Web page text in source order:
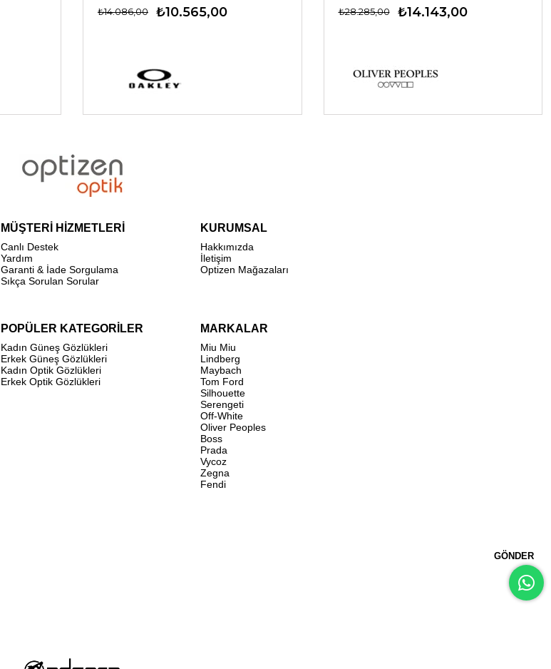
₺10.565,00
₺14.086,00 ₺14.143,00
₺28.285,00
MÜŞTERİ HİZMETLERİ
Canlı Destek
Yardım
Garanti & İade Sorgulama
Sıkça Sorulan Sorular
KURUMSAL
Hakkımızda
İletişim
Optizen Mağazaları
POPÜLER KATEGORİLER
Kadın Güneş Gözlükleri
Erkek Güneş Gözlükleri
Kadın Optik Gözlükleri
Erkek Optik Gözlükleri
MARKALAR
Miu Miu
Lindberg
Maybach
Tom Ford
Silhouette
Serengeti
Off-White
Oliver Peoples
Boss
Prada
Vycoz
Zegna
Fendi
GÖNDER